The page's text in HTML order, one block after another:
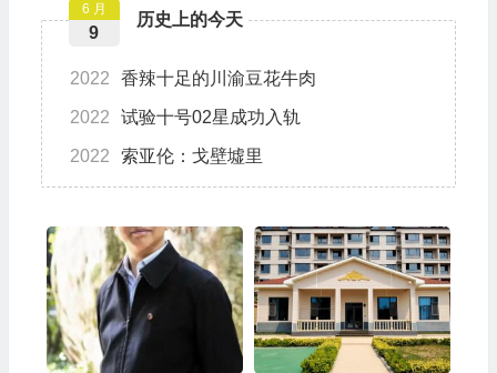
历史上的今天
6 月
9
2022 香辣十足的川渝豆花牛肉
2022 试验十号02星成功入轨
2022 索亚伦：戈壁墟里